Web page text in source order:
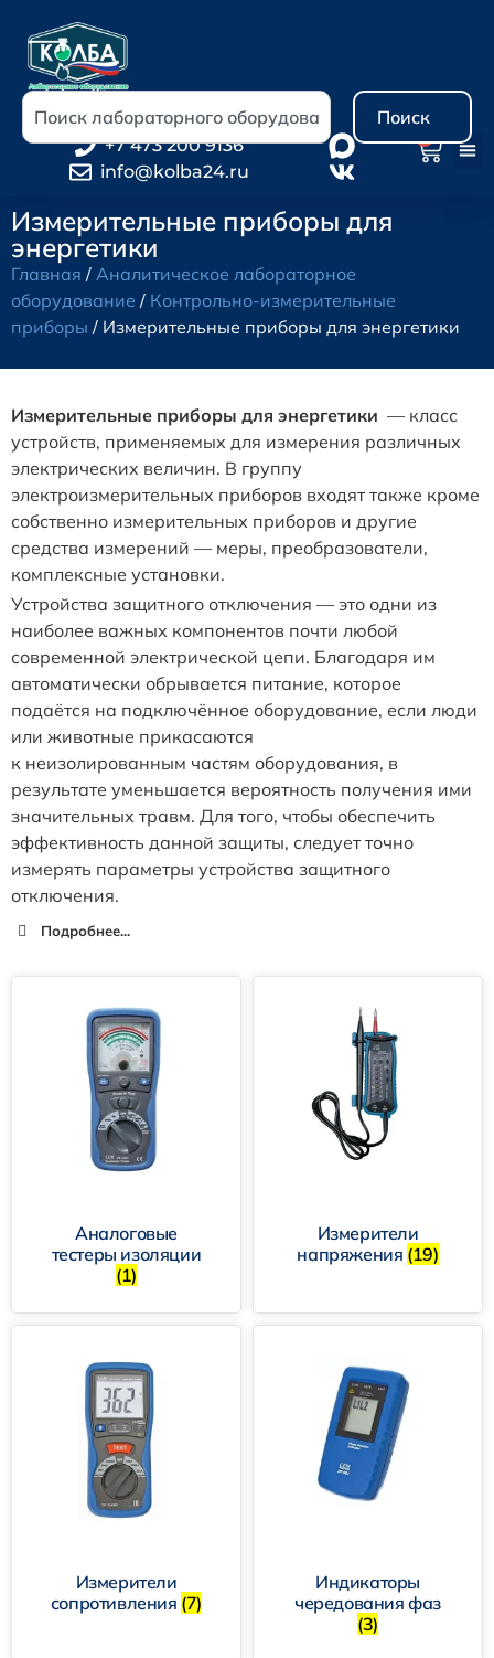
Поиск
+7 473 200 9136
info@kolba24.ru
Измерительные приборы для
энергетики
Главная / Аналитическое лабораторное
оборудование / Контрольно-измерительные
приборы / Измерительные приборы для энергетики
Измерительные приборы для энергетики — класс
устройств, применяемых для измерения различных
электрических величин. В группу
электроизмерительных приборов входят также кроме
собственно измерительных приборов и другие
средства измерений — меры, преобразователи,
комплексные установки.
Устройства защитного отключения — это одни из
наиболее важных компонентов почти любой
современной электрической цепи. Благодаря им
автоматически обрывается питание, которое
подаётся на подключённое оборудование, если люди
или животные прикасаются
к неизолированным частям оборудования, в
результате уменьшается вероятность получения ими
значительных травм. Для того, чтобы обеспечить
эффективность данной защиты, следует точно
измерять параметры устройства защитного
отключения.
Подробнее...
Аналоговые
тестеры изоляции
(1)
Измерители
напряжения (19)
Измерители
сопротивления (7)
Индикаторы
чередования фаз
(3)